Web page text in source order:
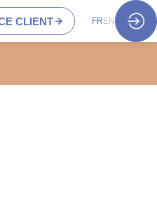
CLIENT FR EN